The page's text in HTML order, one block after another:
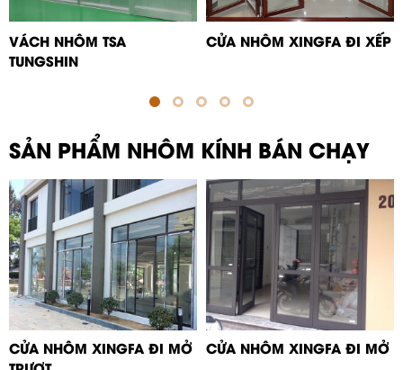
VÁCH NHÔM TSA
TUNGSHIN
CỬA NHÔM XINGFA ĐI XẾP
SẢN PHẨM NHÔM KÍNH BÁN CHẠY
CỬA NHÔM XINGFA ĐI MỞ
CỬA NHÔM XINGFA ĐI MỞ